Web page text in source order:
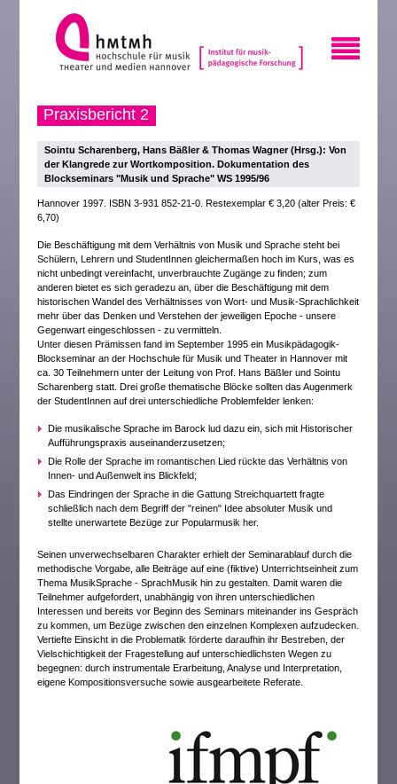
Praxisbericht 2
Sointu Scharenberg, Hans Bäßler & Thomas Wagner (Hrsg.): Von
der Klangrede zur Wortkomposition. Dokumentation des
Blockseminars "Musik und Sprache" WS 1995/96
Hannover 1997. ISBN 3-931 852-21-0. Restexemplar € 3,20 (alter Preis: €
6,70)
Die Beschäftigung mit dem Verhältnis von Musik und Sprache steht bei
Schülern, Lehrern und StudentInnen gleichermaßen hoch im Kurs, was es
nicht unbedingt vereinfacht, unverbrauchte Zugänge zu finden; zum
anderen bietet es sich geradezu an, über die Beschäftigung mit dem
historischen Wandel des Verhältnisses von Wort- und Musik-Sprachlichkeit
mehr über das Denken und Verstehen der jeweiligen Epoche - unsere
Gegenwart eingeschlossen - zu vermitteln.
Unter diesen Prämissen fand im September 1995 ein Musikpädagogik-
Blockseminar an der Hochschule für Musik und Theater in Hannover mit
ca. 30 Teilnehmern unter der Leitung von Prof. Hans Bäßler und Sointu
Scharenberg statt. Drei große thematische Blöcke sollten das Augenmerk
der StudentInnen auf drei unterschiedliche Problemfelder lenken:
Die musikalische Sprache im Barock lud dazu ein, sich mit Historischer
Aufführungspraxis auseinanderzusetzen;
Die Rolle der Sprache im romantischen Lied rückte das Verhältnis von
Innen- und Außenwelt ins Blickfeld;
Das Eindringen der Sprache in die Gattung Streichquartett fragte
schließlich nach dem Begriff der "reinen" Idee absoluter Musik und
stellte unerwartete Bezüge zur Popularmusik her.
Seinen unverwechselbaren Charakter erhielt der Seminarablauf durch die
methodische Vorgabe, alle Beiträge auf eine (fiktive) Unterrichtseinheit zum
Thema MusikSprache - SprachMusik hin zu gestalten. Damit waren die
Teilnehmer aufgefordert, unabhängig von ihren unterschiedlichen
Interessen und bereits vor Beginn des Seminars miteinander ins Gespräch
zu kommen, um Bezüge zwischen den einzelnen Komplexen aufzudecken.
Vertiefte Einsicht in die Problematik förderte daraufhin ihr Bestreben, der
Vielschichtigkeit der Fragestellung auf unterschiedlichsten Wegen zu
begegnen: durch instrumentale Erarbeitung, Analyse und Interpretation,
eigene Kompositionsversuche sowie ausgearbeitete Referate.